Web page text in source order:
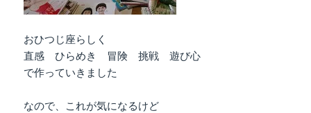
おひつじ座らしく
直感 ひらめき 冒険 挑戦 遊び心
で作っていきました
なので、これが気になるけど